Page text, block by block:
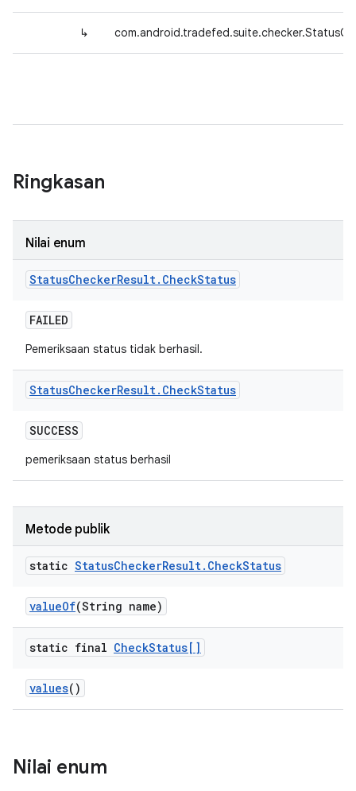
↳
Ringkasan
Nilai enum
StatusCheckerResult. CheckStatus
FAILED
Pemeriksaan status tidak berhasil.
StatusCheckerResult. CheckStatus
SUCCESS
pemeriksaan status berhasil
Metode publik
static StatusCheckerResult. CheckStatus
valueOf(String name)
static final CheckStatus[]
values()
Nilai enum